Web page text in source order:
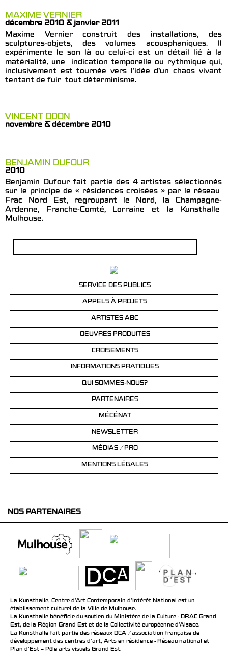
MAXIME VERNIER
décembre 2010 & janvier 2011
Maxime Vernier construit des installations, des
sculptures-objets, des volumes acousphaniques. Il
expérimente le son là ou celui-ci est un détail lié à la
matérialité, une indication temporelle ou rythmique qui,
inclusivement est tournée vers l’idée d’un chaos vivant
tentant de fuir tout déterminisme.
VINCENT ODON
novembre & décembre 2010
BENJAMIN DUFOUR
2010
Benjamin Dufour fait partie des 4 artistes sélectionnés
sur le principe de « résidences croisées » par le réseau
Frac Nord Est, regroupant le Nord, la Champagne-
Ardenne, Franche-Comté, Lorraine et la Kunsthalle
Mulhouse.
SERVICE DES PUBLICS
APPELS À PROJETS
ARTISTES ABC
OEUVRES PRODUITES
CROISEMENTS
INFORMATIONS PRATIQUES
QUI SOMMES-NOUS?
PARTENAIRES
MÉCÉNAT
NEWSLETTER
MÉDIAS / PRO
MENTIONS LÉGALES
NOS PARTENAIRES
La Kunsthalle, Centre d’Art Contemporain d’Intérêt National est un
établissement culturel de la Ville de Mulhouse.
La Kunsthalle bénéficie du soutien du Ministère de la Culture - DRAC Grand
Est, de la Région Grand Est et de la Collectivité européenne d’Alsace.
La Kunsthalle fait partie des réseaux DCA / association française de
développement des centres d'art, Arts en résidence - Réseau national et
Plan d’Est – Pôle arts visuels Grand Est.